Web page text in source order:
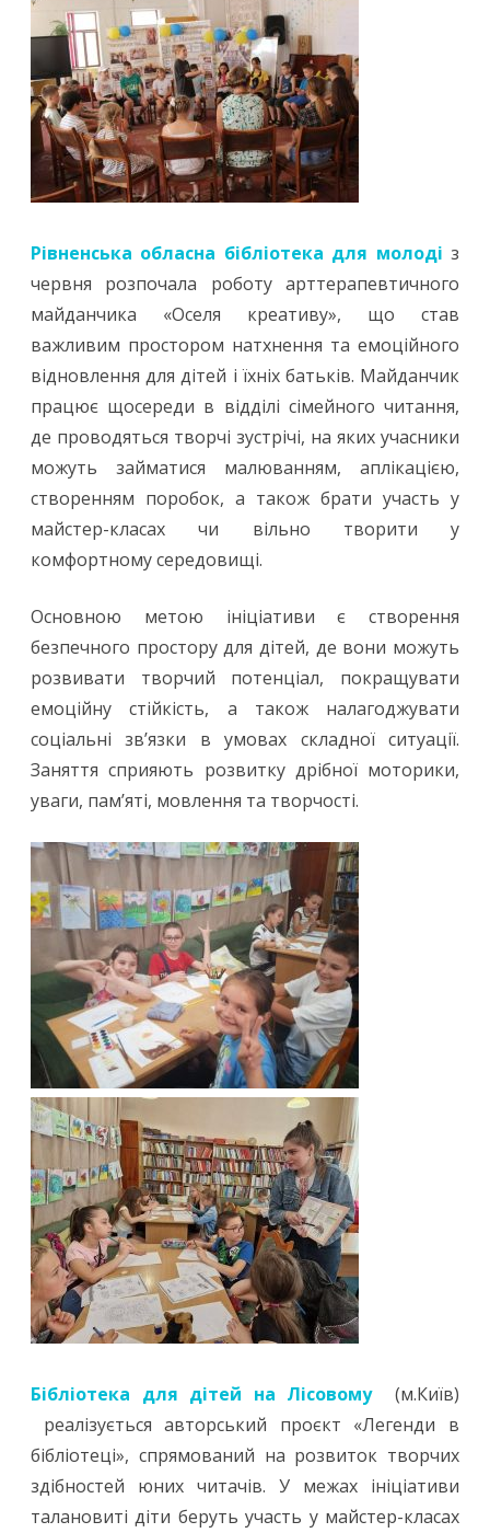
Рівненська обласна бібліотека для молоді з
червня розпочала роботу арттерапевтичного
майданчика «Оселя креативу», що став
важливим простором натхнення та емоційного
відновлення для дітей і їхніх батьків. Майданчик
працює щосереди в відділі сімейного читання,
де проводяться творчі зустрічі, на яких учасники
можуть займатися малюванням, аплікацією,
створенням поробок, а також брати участь у
майстер-класах чи вільно творити у
комфортному середовищі.
Основною метою ініціативи є створення
безпечного простору для дітей, де вони можуть
розвивати творчий потенціал, покращувати
емоційну стійкість, а також налагоджувати
соціальні зв’язки в умовах складної ситуації.
Заняття сприяють розвитку дрібної моторики,
уваги, пам’яті, мовлення та творчості.
Бібліотека для дітей на Лісовому(м.Київ)
реалізується авторський проєкт «Легенди в
бібліотеці», спрямований на розвиток творчих
здібностей юних читачів. У межах ініціативи
талановиті діти беруть участь у майстер-класах